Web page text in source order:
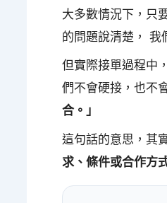
大多數情況下，只
的問題說清楚， 我
但實際接單過程中
們不會硬接，也不
合。」
這句話的意思，其
求、條件或合作方